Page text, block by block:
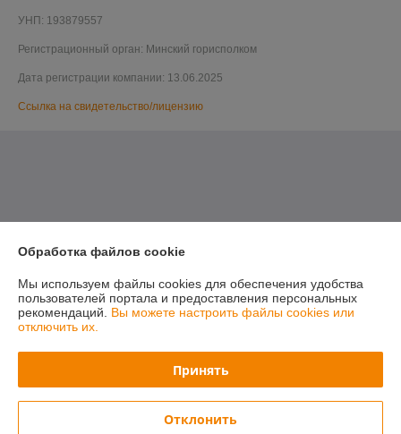
УНП: 193879557
Регистрационный орган: Минский горисполком
Дата регистрации компании: 13.06.2025
Ссылка на свидетельство/лицензию
Обработка файлов cookie
Мы используем файлы cookies для обеспечения удобства
пользователей портала и предоставления персональных
рекомендаций. Вы можете настроить файлы cookies или
отключить их.
Принять
Отклонить